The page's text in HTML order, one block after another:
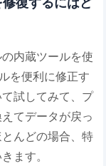
内蔵ツールを使
を便利に修正す
試してみて、プ
てデータが戻っ
んどの場合、特
ます。